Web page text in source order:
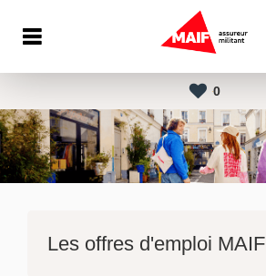
0
Les offres d'emploi MAIF